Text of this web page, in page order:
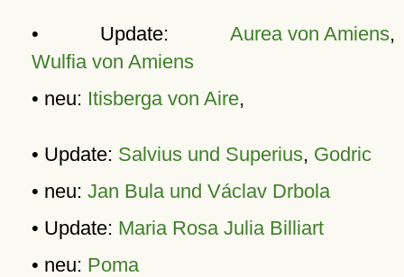
• Update: Aurea von Amiens,
Wulfia von Amiens
• neu: Itisberga von Aire,
• Update: Salvius und Superius, Godric
• neu: Jan Bula und Václav Drbola
• Update: Maria Rosa Julia Billiart
• neu: Poma